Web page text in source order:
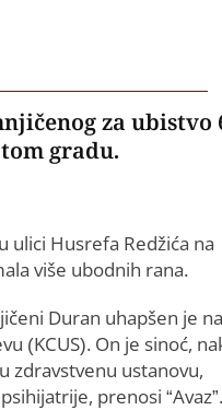
za ubistvo
gradu.
ulici Husrefa Redžića na
više ubodnih rana.
Duran uhapšen je na
(KCUS). On je sinoć,
zdravstvenu ustanovu,
prenosi “Avaz”.